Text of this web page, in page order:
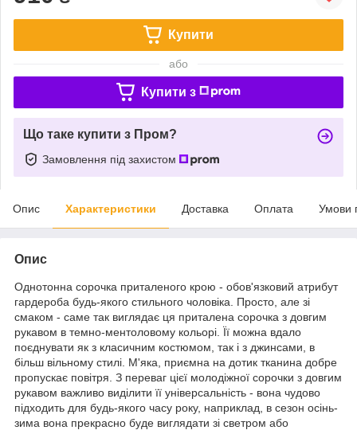
Купити
або
Купити з
Що таке купити з Пром?
Замовлення під захистом
Опис Характеристики Доставка Оплата Умови
Опис
Однотонна сорочка приталеного крою - обов'язковий атрибут
гардероба будь-якого стильного чоловіка. Просто, але зі
смаком - саме так виглядає ця приталена сорочка з довгим
рукавом в темно-ментоловому кольорі. Її можна вдало
поєднувати як з класичним костюмом, так і з джинсами, в
більш вільному стилі. М'яка, приємна на дотик тканина добре
пропускає повітря. З переваг цієї молодіжної сорочки з довгим
рукавом важливо виділити її універсальність - вона чудово
підходить для будь-якого часу року, наприклад, в сезон осінь-
зима вона прекрасно буде виглядати зі светром або